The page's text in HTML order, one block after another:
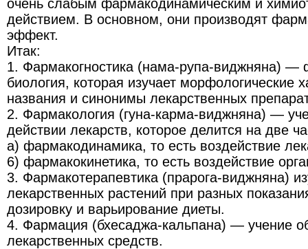
очень слабым фармакодинамическим и
действием. В основном, они производят
эффект.
Итак:
1. Фармакогностика (нама-рупа-виджняна) —
биология, которая изучает морфологические
названия и синонимы лекарственных
2. Фармакология (гуна-карма-виджняна) —
действии лекарств, которое делится на две
а) фармакодинамика, то есть воздействие
6) фармакокинетика, то есть воздействие
3. Фармакотерапевтика (прарога-виджняна)
лекарственных растений при разных
дозировку и варьирование диеты.
4. Фармация (бхесаджа-кальпана) — учение
лекарственных средств.